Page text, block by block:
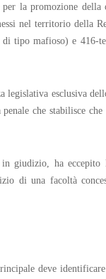
la promozione
nel territorio della
tipo mafioso) e
esclusiva
che stabilisce
giudizio, ha
di una facoltà
deve